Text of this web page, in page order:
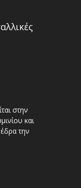
στην
και
την